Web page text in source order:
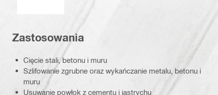
Zastosowania
Cięcie stali, betonu i muru
Szlifowanie zgrubne oraz wykańczanie metalu, betonu i
muru
Usuwanie powłok z cementu i jastrychu